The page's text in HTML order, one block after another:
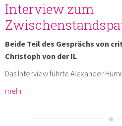
Interview zum
Beide Teil des Gesprächs von
Christoph von der IL
Das Interview führte Alexander
mehr …